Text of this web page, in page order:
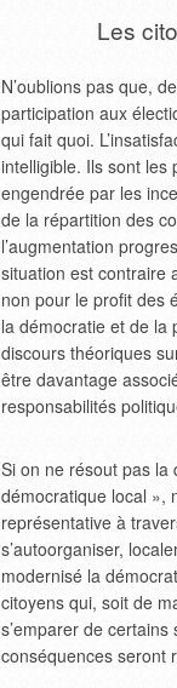
Les
N’oublions pas que,
participation aux
qui fait quoi.
intelligible. Ils sont les
engendrée par les
de la répartition des
l’augmentation
situation est contraire
non pour le profit des
la démocratie et de la
discours théoriques
être davantage
responsabilités
Si on ne résout pas
démocratique local »,
représentative à
s’autoorganiser,
modernisé la
citoyens qui, soit de
s’emparer de
conséquences seront